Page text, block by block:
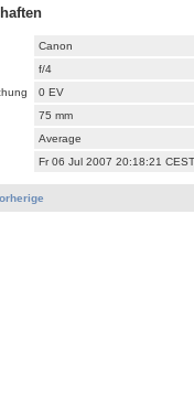
Canon
f/4
0 EV
75 mm
Average
Fr 06 Jul 2007 20:18:21 CEST